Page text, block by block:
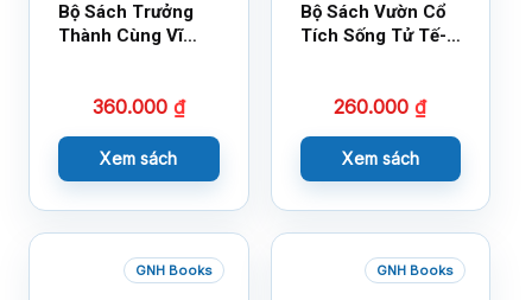
Bộ Sách Trưởng
Thành Cùng Vĩ
360.000 ₫
Xem sách
Bộ Sách Vườn Cổ
Tích Sống Tử Tế-
260.000₫
Xem sách
GNH Books GNH Books